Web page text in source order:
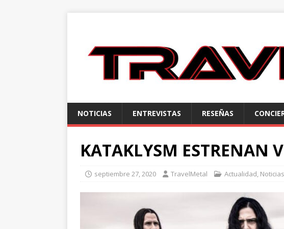
NOTICIAS ENTREVISTAS RESEÑAS
KATAKLYSM ESTRENAN
septiembre 27, 2020 TravelMetal Actualidad, Noticias